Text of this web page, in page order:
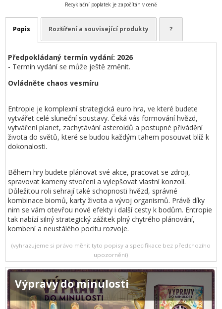
Recyklační poplatek je započítán v ceně
Popis Rozšíření a související produkty ?
Předpokládaný termín vydání: 2026
- Termín vydání se může ještě změnit.
Ovládněte chaos vesmíru
Entropie je komplexní strategická euro hra, ve které budete
vytvářet celé sluneční soustavy. Čeká vás formování hvězd,
vytváření planet, zachytávání asteroidů a postupné přivádění
života do světů, které se budou každým tahem posouvat blíž k
dokonalosti.
Během hry budete plánovat své akce, pracovat se zdroji,
spravovat kameny stvoření a vylepšovat vlastní konzoli.
Důležitou roli sehrají také schopnosti hvězd, správné
kombinace biomů, karty života a vývoj organismů. Právě díky
nim se vám otevřou nové efekty i další cesty k bodům. Entropie
tak nabízí silný strategický zážitek plný chytrého plánování,
kombení a neustálého pocitu rozvoje.
(vyhrazujeme si právo měnit tyto popisy a specifikace bez předchozího
upozornění)
Výpravy do minulosti